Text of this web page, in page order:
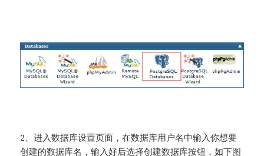
2、进入数据库设置页面，在数据库用户名中输入你想要
创建的数据库名，输入好后选择创建数据库按钮，如下图